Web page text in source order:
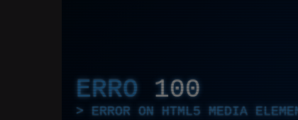
ERRO 100
ERROR ON HTML5 MEDIA